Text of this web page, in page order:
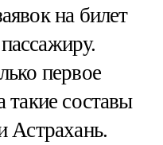
на билет
первое
такие составы
Астрахань.